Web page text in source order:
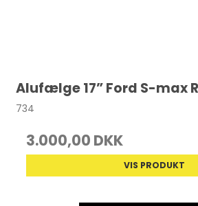
Alufælge 17” Ford S-max
734
3.000,00 DKK
VIS PRODUKT